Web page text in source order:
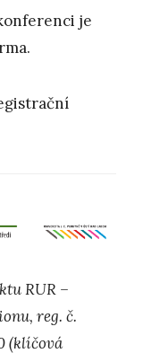
je
RUR –
reg. č.
(klíčová